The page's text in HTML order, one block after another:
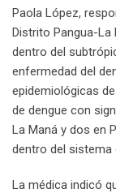
Paola López,
Distrito Pangua-
dentro del
enfermedad del
epidemiológicas
de dengue con
La Maná y dos en
dentro del sistema
La médica indicó